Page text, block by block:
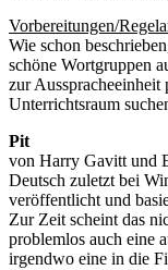
Vorbereitungen/
Wie schon
schöne Wortgruppen
zur Ausspracheeinheit
Unterrichtsraum
Pit
von Harry Gavitt und
Deutsch zuletzt bei
veröffentlicht und
Zur Zeit scheint das
problemlos auch eine
irgendwo eine in die